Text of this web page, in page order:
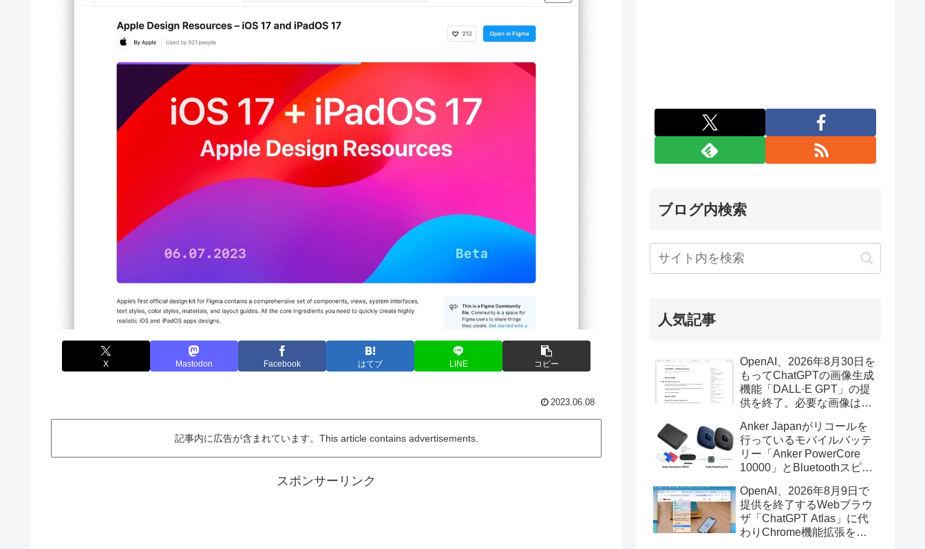
X Mastodon Facebook はてブ LINE コピー
2023.06.08
記事内に広告が含まれています。This article contains advertisements.
スポンサーリンク
ブログ内検索
人気記事
OpenAI、2026年8月30日を
もってChatGPTの画像生成
機能「DALL·E GPT」の提
供を終了。必要な画像は期
Anker Japanがリコールを
行っているモバイルバッテ
リー「Anker PowerCore
10000」とBluetoothスピー
辺を焼損する火災が6月に3
件発生していたそうなので
注意を。
OpenAI、2026年8月9日で
提供を終了するWebブラウ
ザ「ChatGPT Atlas」に代
わりChrome機能拡張をア